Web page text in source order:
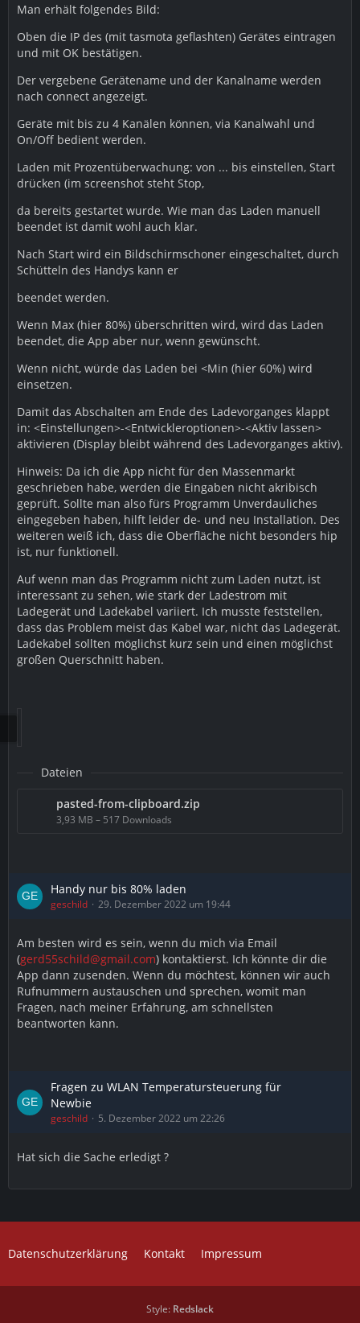
Man erhält folgendes Bild:
Oben die IP des (mit tasmota geflashten) Gerätes eintragen
und mit OK bestätigen.
Der vergebene Gerätename und der Kanalname werden
nach connect angezeigt.
Geräte mit bis zu 4 Kanälen können, via Kanalwahl und
On/Off bedient werden.
Laden mit Prozentüberwachung: von ... bis einstellen, Start
drücken (im screenshot steht Stop,
da bereits gestartet wurde. Wie man das Laden manuell
beendet ist damit wohl auch klar.
Nach Start wird ein Bildschirmschoner eingeschaltet, durch
Schütteln des Handys kann er
beendet werden.
Wenn Max (hier 80%) überschritten wird, wird das Laden
beendet, die App aber nur, wenn gewünscht.
Wenn nicht, würde das Laden bei <Min (hier 60%) wird
einsetzen.
Damit das Abschalten am Ende des Ladevorganges klappt
in: <Einstellungen>-<Entwickleroptionen>-<Aktiv lassen>
aktivieren (Display bleibt während des Ladevorganges aktiv).
Hinweis: Da ich die App nicht für den Massenmarkt
geschrieben habe, werden die Eingaben nicht akribisch
geprüft. Sollte man also fürs Programm Unverdauliches
eingegeben haben, hilft leider de- und neu Installation. Des
weiteren weiß ich, dass die Oberfläche nicht besonders hip
ist, nur funktionell.
Auf wenn man das Programm nicht zum Laden nutzt, ist
interessant zu sehen, wie stark der Ladestrom mit
Ladegerät und Ladekabel variiert. Ich musste feststellen,
dass das Problem meist das Kabel war, nicht das Ladegerät.
Ladekabel sollten möglichst kurz sein und einen möglichst
großen Querschnitt haben.
Dateien
pasted-from-clipboard.zip
3,93 MB – 517 Downloads
Handy nur bis 80% laden
geschild 29. Dezember 2022 um 19:44
Am besten wird es sein, wenn du mich via Email
(gerd55schild@gmail.com) kontaktierst. Ich könnte dir die
App dann zusenden. Wenn du möchtest, können wir auch
Rufnummern austauschen und sprechen, womit man
Fragen, nach meiner Erfahrung, am schnellsten
beantworten kann.
Fragen zu WLAN Temperatursteuerung für
Newbie
geschild 5. Dezember 2022 um 22:26
Hat sich die Sache erledigt ?
Datenschutzerklärung Kontakt Impressum
Style: Redslack